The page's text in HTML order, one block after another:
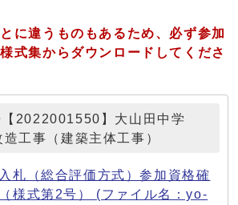
に違うものもあるため、必ず参加
式集からダウンロードしてくださ
2022001550】大山田中学
工事（建築主体工事）
札（総合評価方式）参加資格確
様式第2号） (ファイル名：yo-